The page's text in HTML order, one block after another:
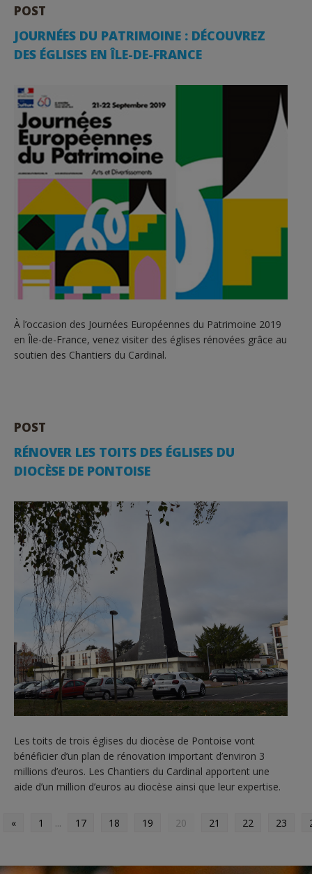
POST
JOURNÉES DU PATRIMOINE : DÉCOUVREZ
DES ÉGLISES EN ÎLE-DE-FRANCE
À l’occasion des Journées Européennes du Patrimoine 2019
en Île-de-France, venez visiter des églises rénovées grâce au
soutien des Chantiers du Cardinal.
POST
RÉNOVER LES TOITS DES ÉGLISES DU
DIOCÈSE DE PONTOISE
Les toits de trois églises du diocèse de Pontoise vont
bénéficier d’un plan de rénovation important d’environ 3
millions d’euros. Les Chantiers du Cardinal apportent une
aide d’un million d’euros au diocèse ainsi que leur expertise.
« 1 ... 17 18 19 20 21 22 23